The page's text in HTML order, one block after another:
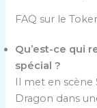
FAQ sur le
Qu’est-ce qui
spécial ?
Il met en scène
Dragon dans